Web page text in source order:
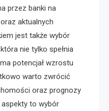
przez banki na
aktualnych
jest także wybór
nie tylko spełnia
potencjał wzrostu
warto zwrócić
oraz prognozy
to wybór